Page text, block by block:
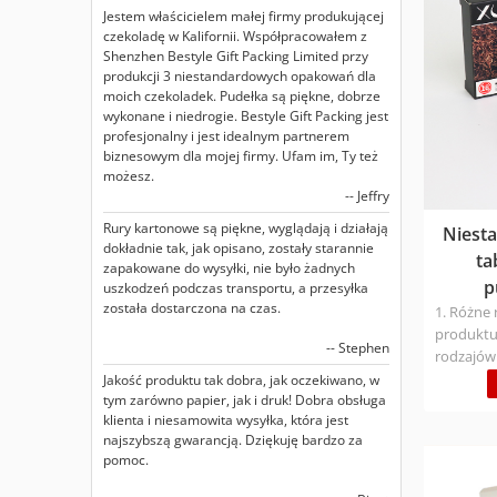
Jestem właścicielem małej firmy produkującej
czekoladę w Kalifornii. Współpracowałem z
Shenzhen Bestyle Gift Packing Limited przy
produkcji 3 niestandardowych opakowań dla
moich czekoladek. Pudełka są piękne, dobrze
wykonane i niedrogie. Bestyle Gift Packing jest
profesjonalny i jest idealnym partnerem
biznesowym dla mojej firmy. Ufam im, Ty też
możesz.
-- Jeffry
Rury kartonowe są piękne, wyglądają i działają
dokładnie tak, jak opisano, zostały starannie
zapakowane do wysyłki, nie było żadnych
uszkodzeń podczas transportu, a przesyłka
została dostarczona na czas.
-- Stephen
Jakość produktu tak dobra, jak oczekiwano, w
tym zarówno papier, jak i druk! Dobra obsługa
klienta i niesamowita wysyłka, która jest
najszybszą gwarancją. Dziękuję bardzo za
pomoc.
1.
tabletek